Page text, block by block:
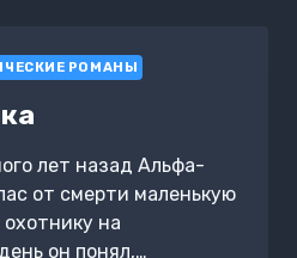
РОМАНЫ
лет назад Альфа-
от смерти маленькую
на
он понял,…